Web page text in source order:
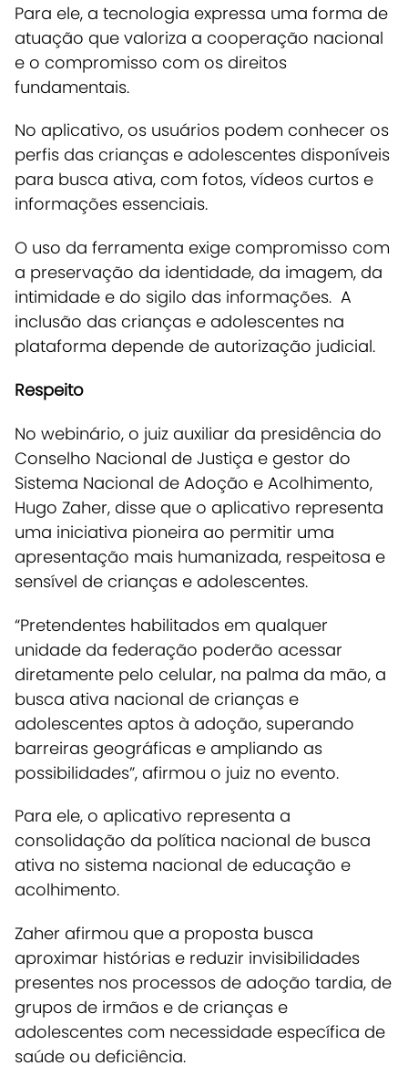
Para ele, a tecnologia expressa uma forma de
atuação que valoriza a cooperação nacional
e o compromisso com os direitos
fundamentais.
No aplicativo, os usuários podem conhecer os
perfis das crianças e adolescentes disponíveis
para busca ativa, com fotos, vídeos curtos e
informações essenciais.
O uso da ferramenta exige compromisso com
a preservação da identidade, da imagem, da
intimidade e do sigilo das informações. A
inclusão das crianças e adolescentes na
plataforma depende de autorização judicial.
Respeito
No webinário, o juiz auxiliar da presidência do
Conselho Nacional de Justiça e gestor do
Sistema Nacional de Adoção e Acolhimento,
Hugo Zaher, disse que o aplicativo representa
uma iniciativa pioneira ao permitir uma
apresentação mais humanizada, respeitosa e
sensível de crianças e adolescentes.
“Pretendentes habilitados em qualquer
unidade da federação poderão acessar
diretamente pelo celular, na palma da mão, a
busca ativa nacional de crianças e
adolescentes aptos à adoção, superando
barreiras geográficas e ampliando as
possibilidades”, afirmou o juiz no evento.
Para ele, o aplicativo representa a
consolidação da política nacional de busca
ativa no sistema nacional de educação e
acolhimento.
Zaher afirmou que a proposta busca
aproximar histórias e reduzir invisibilidades
presentes nos processos de adoção tardia, de
grupos de irmãos e de crianças e
adolescentes com necessidade específica de
saúde ou deficiência.